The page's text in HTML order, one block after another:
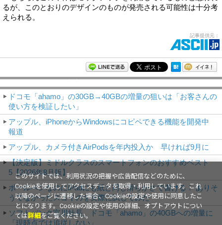
るが、このとおりのデザインのものが発売される可能性は十分考
えられる。
記事提供元：
ドコモ「ahamo」の30GB→40GBの増量の狙いは「お客さんの
使い方を検証したい」
アップル、iPhoneからWindowsにコピペできる機能を開発中
報道
アップル、カメラ付きAirPodsを年内投入か 早ければ9月に
【決定版】ミドルクラスのスマートフォンのおすすめベスト
5【2026年8月版】
ボールペンなのにiPadにも紙と同じ滑らかさで書ける！ ありそ
うでなかったスゴイのを実際に試してみた
ソフトバンク宮川社長、ドコモ「ahamo」の40GBへの増量に
「現時点では追従しない」
このサイトでは、利用状況の把握や広告配信などのために、
Cookieを使用してアクセスデータを取得・利用しています。これ
以降のページに遷移した場合、Cookieの設定や使用に同意したこ
とになります。Cookieの設定や使用の詳細、オプトアウトについ
ては詳細をご覧ください。